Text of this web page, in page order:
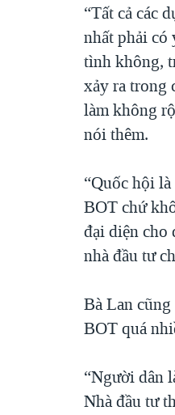
“Tất cả các
nhất phải có
tình không,
xảy ra trong
làm không
nói thêm.
“Quốc hội
BOT chứ
đại diện cho
nhà đầu tư
Bà Lan
BOT quá
“Người dân
Nhà đầu tư